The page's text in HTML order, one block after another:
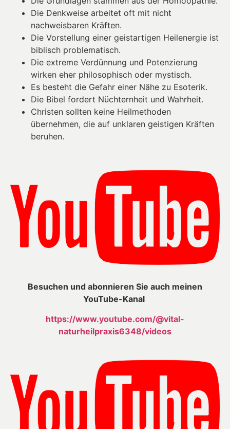
Die Denkweise arbeitet oft mit nicht
nachweisbaren Kräften.
Die Vorstellung einer geistartigen Heilenergie ist
biblisch problematisch.
Die extreme Verdünnung und Potenzierung
wirken eher philosophisch oder mystisch.
Es besteht die Gefahr einer Nähe zu Esoterik.
Die Bibel fordert Nüchternheit und Wahrheit.
Christen sollten keine Heilmethoden
übernehmen, die auf unklaren geistigen Kräften
beruhen.
Besuchen und abonnieren Sie auch meinen
YouTube-Kanal
https://www.youtube.com/@vital-
naturheilpraxis6348/videos